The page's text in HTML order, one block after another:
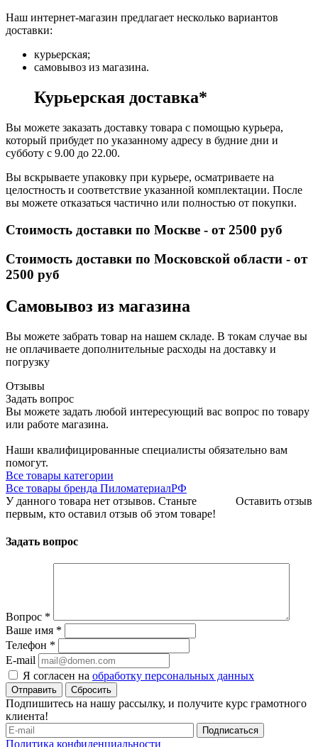
Наш интернет-магазин предлагает несколько вариантов
доставки:
курьерская;
самовывоз из магазина.
Курьерская доставка*
Вы можете заказать доставку товара с помощью курьера,
который прибудет по указанному адресу в будние дни и
субботу с 9.00 до 22.00.
Вы вскрываете упаковку при курьере, осматриваете на
целостность и соответствие указанной комплектации. После
вы можете отказаться частично или полностью от покупки.
Стоимость доставки по Москве - от 2500 руб
Стоимость доставки по Московской области - от
2500 руб
Самовывоз из магазина
Вы можете забрать товар на нашем складе. В токам случае вы
не оплачиваете дополнительные расходы на доставку и
погрузку
Отзывы
Задать вопрос
Вы можете задать любой интересующий вас вопрос по товару
или работе магазина.
Наши квалифицированные специалисты обязательно вам
помогут.
Все товары категории
Все товары бренда ПиломатериалРФ
Оставить отзыв
У данного товара нет отзывов. Станьте
первым, кто оставил отзыв об этом товаре!
Задать вопрос
Вопрос *
Ваше имя *
Телефон *
E-mail
Я согласен на обработку персональных данных
Сбросить
Подпишитесь на нашу рассылку, и получите курс грамотного
клиента!
Политика конфиденциальности